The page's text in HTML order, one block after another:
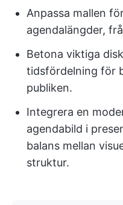
Anpassa mallen
agendalängder,
Betona viktiga
tidsfördelning för
publiken.
Integrera en
agendabild i
balans mellan
struktur.